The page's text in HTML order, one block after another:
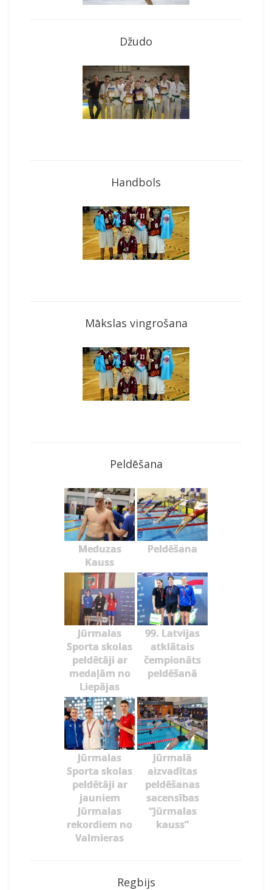
Džudo
Handbols
Mākslas vingrošana
Peldēšana
Meduzas
Kauss
Peldēšana
Jūrmalas
Sporta skolas
peldētāji ar
medaļām no
Liepājas
99. Latvijas
atklātais
čempionāts
peldēšanā
Jūrmalas
Sporta skolas
peldētāji ar
jauniem
Jūrmalas
rekordiem no
Valmieras
Jūrmalā
aizvadītas
peldēšanas
sacensības
“Jūrmalas
kauss”
Regbijs